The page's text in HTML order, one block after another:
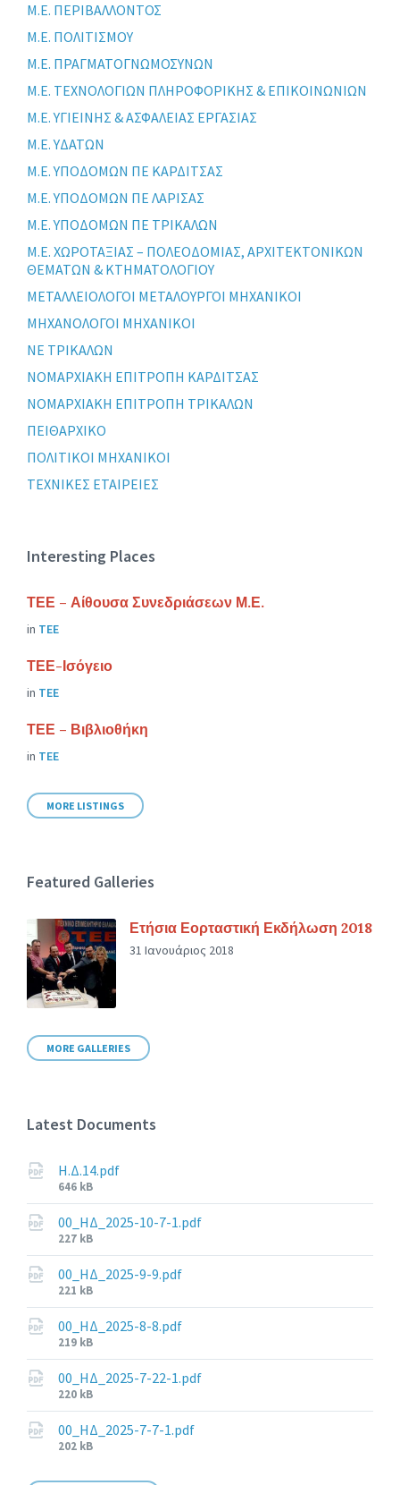
Μ.Ε. ΠΕΡΙΒΑΛΛΟΝΤΟΣ
Μ.Ε. ΠΟΛΙΤΙΣΜΟΥ
Μ.Ε. ΠΡΑΓΜΑΤΟΓΝΩΜΟΣΥΝΩΝ
Μ.Ε. ΤΕΧΝΟΛΟΓΙΩΝ ΠΛΗΡΟΦΟΡΙΚΗΣ & ΕΠΙΚΟΙΝΩΝΙΩΝ
Μ.Ε. ΥΓΙΕΙΝΗΣ & ΑΣΦΑΛΕΙΑΣ ΕΡΓΑΣΙΑΣ
Μ.Ε. ΥΔΑΤΩΝ
Μ.Ε. ΥΠΟΔΟΜΩΝ ΠΕ ΚΑΡΔΙΤΣΑΣ
Μ.Ε. ΥΠΟΔΟΜΩΝ ΠΕ ΛΑΡΙΣΑΣ
Μ.Ε. ΥΠΟΔΟΜΩΝ ΠΕ ΤΡΙΚΑΛΩΝ
Μ.Ε. ΧΩΡΟΤΑΞΙΑΣ – ΠΟΛΕΟΔΟΜΙΑΣ, ΑΡΧΙΤΕΚΤΟΝΙΚΩΝ
ΘΕΜΑΤΩΝ & ΚΤΗΜΑΤΟΛΟΓΙΟΥ
ΜΕΤΑΛΛΕΙΟΛΟΓΟΙ ΜΕΤΑΛΟΥΡΓΟΙ ΜΗΧΑΝΙΚΟΙ
ΜΗΧΑΝΟΛΟΓΟΙ ΜΗΧΑΝΙΚΟΙ
ΝΕ ΤΡΙΚΑΛΩΝ
ΝΟΜΑΡΧΙΑΚΗ ΕΠΙΤΡΟΠΗ ΚΑΡΔΙΤΣΑΣ
ΝΟΜΑΡΧΙΑΚΗ ΕΠΙΤΡΟΠΗ ΤΡΙΚΑΛΩΝ
ΠΕΙΘΑΡΧΙΚΟ
ΠΟΛΙΤΙΚΟΙ ΜΗΧΑΝΙΚΟΙ
ΤΕΧΝΙΚΕΣ ΕΤΑΙΡΕΙΕΣ
Interesting Places
ΤΕΕ – Αίθουσα Συνεδριάσεων Μ.Ε.
in ΤΕΕ
ΤΕΕ-Ισόγειο
in ΤΕΕ
ΤΕΕ – Βιβλιοθήκη
in ΤΕΕ
MORE LISTINGS
Featured Galleries
Ετήσια Εορταστική Εκδήλωση 2018
31 Ιανουάριος 2018
MORE GALLERIES
Latest Documents
Η.Δ.14.pdf
File
size:
646 kB
00_ΗΔ_2025-10-7-1.pdf
File
size:
227 kB
00_ΗΔ_2025-9-9.pdf
File
size:
221 kB
00_ΗΔ_2025-8-8.pdf
File
size:
219 kB
00_ΗΔ_2025-7-22-1.pdf
File
size:
220 kB
00_ΗΔ_2025-7-7-1.pdf
File
202 kB